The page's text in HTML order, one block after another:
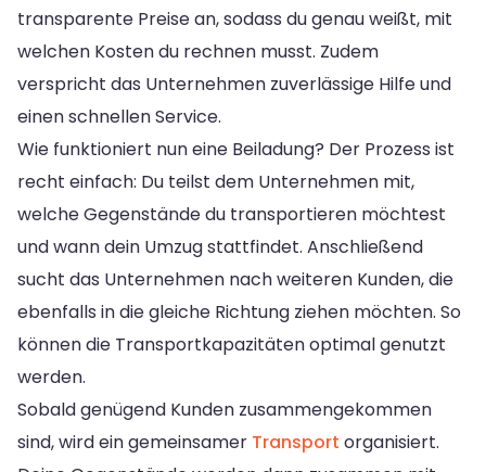
transparente Preise an, sodass du genau weißt, mit
welchen Kosten du rechnen musst. Zudem
verspricht das Unternehmen zuverlässige Hilfe und
einen schnellen Service.
Wie funktioniert nun eine Beiladung? Der Prozess ist
recht einfach: Du teilst dem Unternehmen mit,
welche Gegenstände du transportieren möchtest
und wann dein Umzug stattfindet. Anschließend
sucht das Unternehmen nach weiteren Kunden, die
ebenfalls in die gleiche Richtung ziehen möchten. So
können die Transportkapazitäten optimal genutzt
werden.
Sobald genügend Kunden zusammengekommen
sind, wird ein gemeinsamer Transport organisiert.